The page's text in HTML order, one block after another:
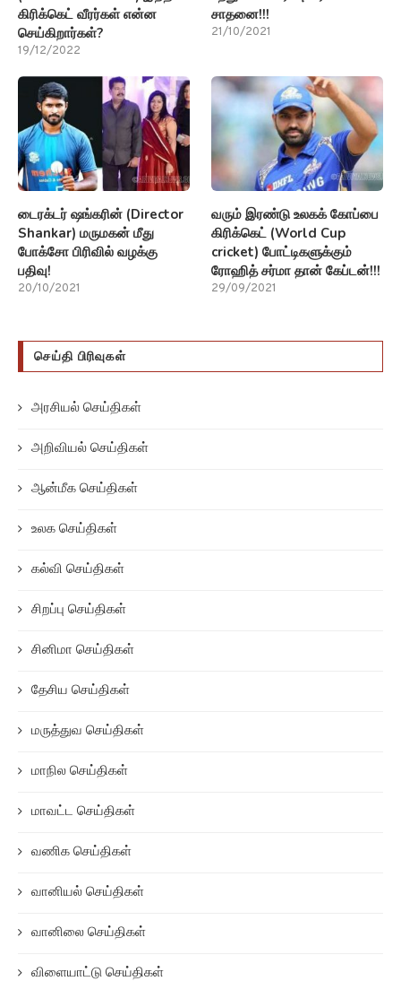
கிரிக்கெட் வீரர்கள் என்ன
செய்கிறார்கள்?
19/12/2022
சாதனை!!!
21/10/2021
டைரக்டர் ஷங்கரின் (Director
Shankar) மருமகன் மீது
போக்சோ பிரிவில் வழக்கு
பதிவு!
20/10/2021
வரும் இரண்டு உலகக் கோப்பை
கிரிக்கெட் (World Cup
cricket) போட்டிகளுக்கும்
ரோஹித் சர்மா தான் கேப்டன்!!!
29/09/2021
செய்தி பிரிவுகள்
அரசியல் செய்திகள்
அறிவியல் செய்திகள்
ஆன்மீக செய்திகள்
உலக செய்திகள்
கல்வி செய்திகள்
சிறப்பு செய்திகள்
சினிமா செய்திகள்
தேசிய செய்திகள்
மருத்துவ செய்திகள்
மாநில செய்திகள்
மாவட்ட செய்திகள்
வணிக செய்திகள்
வானியல் செய்திகள்
வானிலை செய்திகள்
விளையாட்டு செய்திகள்